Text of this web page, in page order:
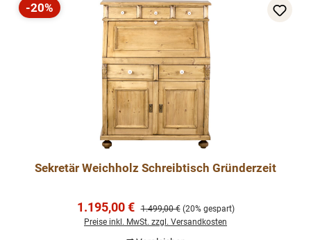
Rabatt
-20%
Sekretär Weichholz Schreibtisch Gründerzeit
Verkaufspreis:
1.195,00 € Regulärer Preis:
1.499,00 € (20% gespart)
Preise inkl. MwSt. zzgl. Versandkosten